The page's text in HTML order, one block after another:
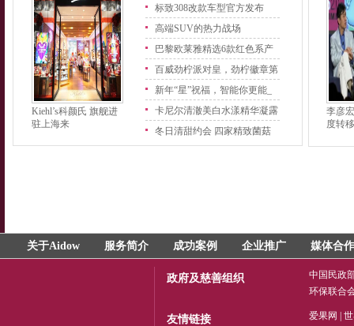
Kiehl’s科颜氏 旗舰进
驻上海来
之
标致308改款车型官方发布
高端SUV的热力战场
巴黎欧莱雅精选6款红色系产
品
百威劲柠派对皇，劲柠徽章第
二
新年“星”祝福，智能你更能_
卡尼尔清澈美白水漾精华凝露
上
冬日清甜约会 四家精致菌菇
李彦
度转
关于Aidow 服务简介 成功案例 企业推广 媒体合作
政府及慈善组织
中国民政
环保联合
友情链接 爱果网